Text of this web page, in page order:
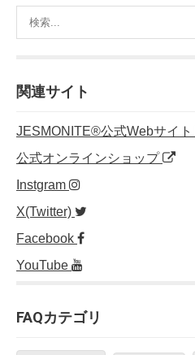
c
e
o
o
k
e
k
e
C
h
関連サイト
JESMONITE®公式Webサイト
公式オンラインショップ
Instgram
X(Twitter)
Facebook
YouTube
FAQカテゴリ